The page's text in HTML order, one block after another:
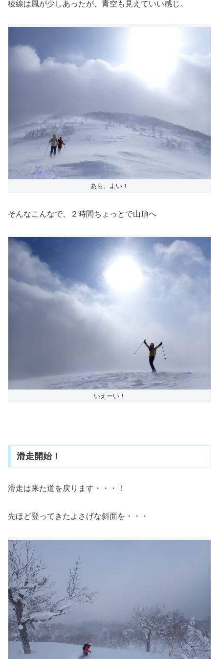
稜線は風が少しあったが、青空も見えていい感じ。
あら。よい！
そんなこんなで、２時間ちょっとで山頂へ
いえーい！
滑走開始！
滑走は来た道を戻ります・・・！
先ほど登ってきたよさげな斜面を・・・